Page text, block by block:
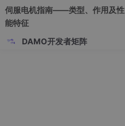
伺服电机指南——类型、作用及性
能特征
DAMO开发者矩阵